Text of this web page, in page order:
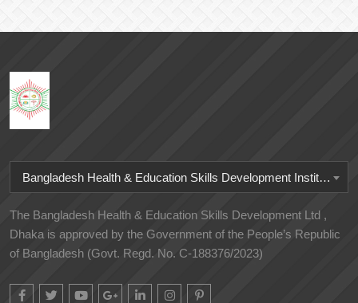
Bangladesh Health & Education Skills Development Institute
The Bangladesh Health & Education Skills Development Ltd ,
Dhaka is approved by the Government of the People’s Republic
of Bangladesh (Govt. Regd. No. C-188376/2023)